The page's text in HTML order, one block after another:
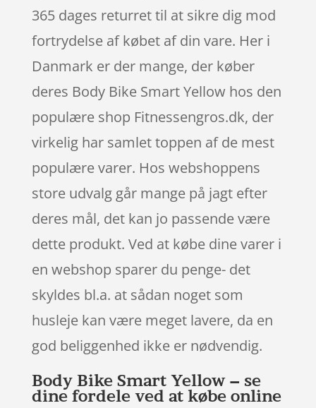
365 dages returret til at sikre dig mod
fortrydelse af købet af din vare. Her i
Danmark er der mange, der køber
deres Body Bike Smart Yellow hos den
populære shop Fitnessengros.dk, der
virkelig har samlet toppen af de mest
populære varer. Hos webshoppens
store udvalg går mange på jagt efter
deres mål, det kan jo passende være
dette produkt. Ved at købe dine varer i
en webshop sparer du penge- det
skyldes bl.a. at sådan noget som
husleje kan være meget lavere, da en
god beliggenhed ikke er nødvendig.
Body Bike Smart Yellow – se
dine fordele ved at købe online